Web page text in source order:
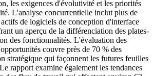
les exigences d'évolutivité et les priorités
L'analyse concurrentielle inclut plus de
de logiciels de conception d'interface
un aperçu de la différenciation des plates-
des fonctionnalités. L'évaluation des
couvre près de 70 % des
stratégique qui façonnent les futures feuilles
rapport examine également les tendances